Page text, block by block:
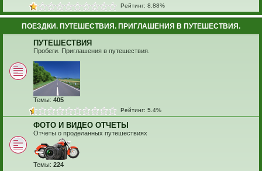
Рейтинг: 8.88%
ПОЕЗДКИ. ПУТЕШЕСТВИЯ. ПРИГЛАШЕНИЯ В ПУТЕШЕСТВИЯ.
ПУТЕШЕСТВИЯ
Пробеги. Приглашения в путешествия.
Темы: 405
Рейтинг: 5.4%
ФОТО И ВИДЕО ОТЧЕТЫ
Отчеты о проделанных путешествиях
Темы: 224